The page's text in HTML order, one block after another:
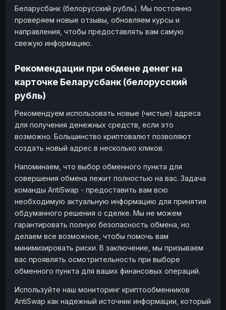
Беларусбанк (белорусский рубль). Мы постоянно
проверяем новые отзывы, обновляем курсы и
направления, чтобы предоставлять вам самую
свежую информацию.
Рекомендации при обмене денег на
карточке Беларусбанк (белорусский
рубль)
Рекомендуем использовать новые (чистые) адреса
для получения денежных средств, если это
возможно. Большинство криптовалют позволяют
создать новый адрес в несколько кликов.
Напоминаем, что выбор обменного пункта для
совершения обмена лежит полностью на вас. Задача
команды AntiSwap - предоставить вам всю
необходимую актуальную информацию для принятия
обдуманного решения о сделке. Мы не можем
гарантировать полную безопасность обмена, но
делаем все возможное, чтобы помочь вам
минимизировать риски. В заключение, мы призываем
вас проявлять осмотрительность при выборе
обменного пункта для ваших финансовых операций.
Используйте наш мониторинг криптообменников
AntiSwap как надежный источник информации, который